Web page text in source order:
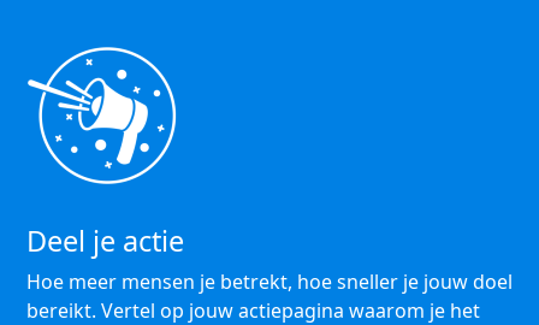
Deel je actie
Hoe meer mensen je betrekt, hoe sneller je jouw doel
bereikt. Vertel op jouw actiepagina waarom je het